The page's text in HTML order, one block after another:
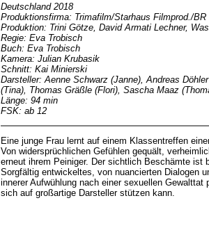
Deutschland 2018
Produktionsfirma: Trimafilm/Starhaus Filmprod./BR
Produktion: Trini Götze, David Armati Lechner,
Regie: Eva Trobisch
Buch: Eva Trobisch
Kamera: Julian Krubasik
Schnitt: Kai Minierski
Darsteller: Aenne Schwarz (Janne), Andreas
(Tina), Thomas Gräßle (Flori), Sascha Maaz
Länge: 94 min
FSK: ab 12
Eine junge Frau lernt auf einem Klassentreffen
Von widersprüchlichen Gefühlen gequält,
erneut ihrem Peiniger. Der sichtlich Beschämte ist
Sorgfältig entwickeltes, von nuancierten Dialogen
innerer Aufwühlung nach einer sexuellen
sich auf großartige Darsteller stützen kann.